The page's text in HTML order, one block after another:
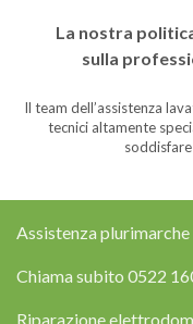
La nostra
sulla
Il team dell’assistenza
tecnici altamente
Assistenza plurimarche
Chiama subito 0522
Riparazione